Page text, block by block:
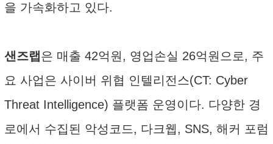
을 가속화하고 있다.
샌즈랩은 매출 42억원, 영업손실 26억원으로, 주
요 사업은 사이버 위협 인텔리전스(CT: Cyber
Threat Intelligence) 플랫폼 운영이다. 다양한 경
로에서 수집된 악성코드, 다크웹, SNS, 해커 포럼